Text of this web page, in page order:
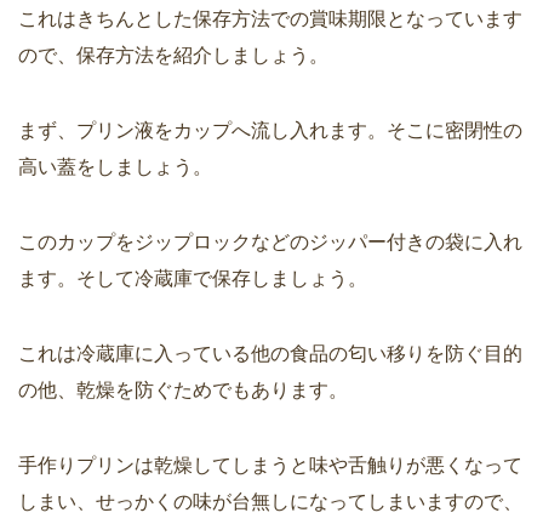
これはきちんとした保存方法での賞味期限となっています
ので、保存方法を紹介しましょう。
まず、プリン液をカップへ流し入れます。そこに密閉性の
高い蓋をしましょう。
このカップをジップロックなどのジッパー付きの袋に入れ
ます。そして冷蔵庫で保存しましょう。
これは冷蔵庫に入っている他の食品の匂い移りを防ぐ目的
の他、乾燥を防ぐためでもあります。
手作りプリンは乾燥してしまうと味や舌触りが悪くなって
しまい、せっかくの味が台無しになってしまいますので、